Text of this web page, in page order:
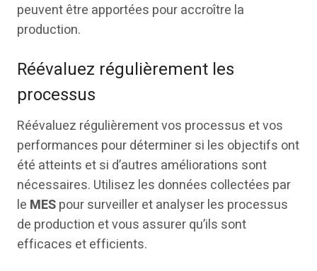
peuvent être apportées pour accroître la
production.
Réévaluez régulièrement les
processus
Réévaluez régulièrement vos processus et vos
performances pour déterminer si les objectifs ont
été atteints et si d’autres améliorations sont
nécessaires. Utilisez les données collectées par
le MESpour surveiller et analyser les processus
de production et vous assurer qu’ils sont
efficaces et efficients.